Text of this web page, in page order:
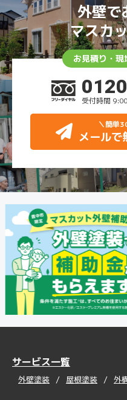
外壁で
マスカ
お見積り・現
受付時間
＼簡単
メールで
サービス一覧
外壁塗装 屋根塗装 外